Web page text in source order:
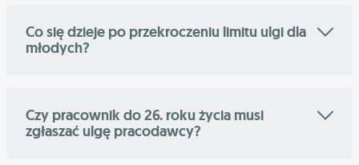
Co się dzieje po przekroczeniu limitu ulgi dla
młodych?
Czy pracownik do 26. roku życia musi
zgłaszać ulgę pracodawcy?